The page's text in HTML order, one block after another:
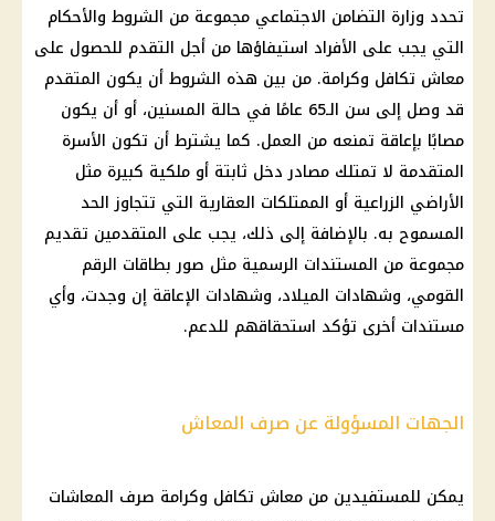
تحدد وزارة التضامن الاجتماعي مجموعة من الشروط والأحكام
التي يجب على الأفراد استيفاؤها من أجل التقدم للحصول على
معاش تكافل وكرامة. من بين هذه الشروط أن يكون المتقدم
قد وصل إلى سن الـ65 عامًا في حالة المسنين، أو أن يكون
مصابًا بإعاقة تمنعه من العمل. كما يشترط أن تكون الأسرة
المتقدمة لا تمتلك مصادر دخل ثابتة أو ملكية كبيرة مثل
الأراضي الزراعية أو الممتلكات العقارية التي تتجاوز الحد
المسموح به. بالإضافة إلى ذلك، يجب على المتقدمين تقديم
مجموعة من المستندات الرسمية مثل صور بطاقات الرقم
القومي، وشهادات الميلاد، وشهادات الإعاقة إن وجدت، وأي
مستندات أخرى تؤكد استحقاقهم للدعم.
الجهات المسؤولة عن صرف المعاش
يمكن للمستفيدين من معاش تكافل وكرامة صرف المعاشات